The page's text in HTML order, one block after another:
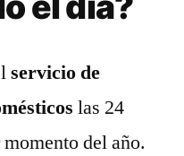
servicio de
las 24
del año.